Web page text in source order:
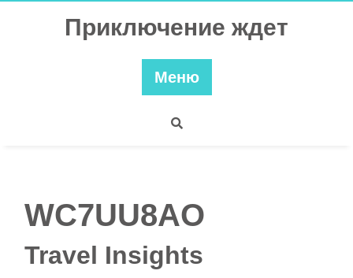
Приключение ждет
Меню
WC7UU8AO
Travel Insights